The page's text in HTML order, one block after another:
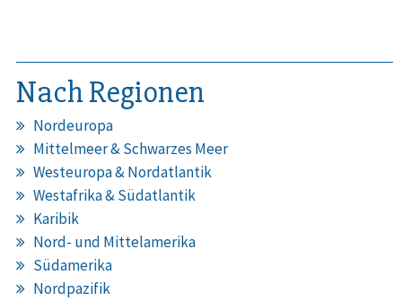
Nach Regionen
Nordeuropa
Mittelmeer & Schwarzes Meer
Westeuropa & Nordatlantik
Westafrika & Südatlantik
Karibik
Nord- und Mittelamerika
Südamerika
Nordpazifik